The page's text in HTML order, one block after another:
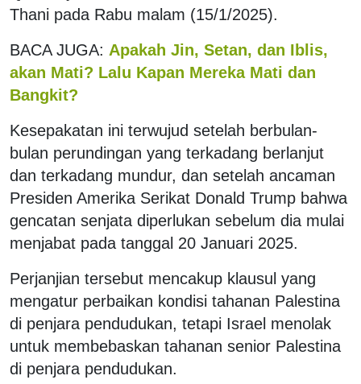
Thani pada Rabu malam (15/1/2025).
BACA JUGA: Apakah Jin, Setan, dan Iblis,
akan Mati? Lalu Kapan Mereka Mati dan
Bangkit?
Kesepakatan ini terwujud setelah berbulan-
bulan perundingan yang terkadang berlanjut
dan terkadang mundur, dan setelah ancaman
Presiden Amerika Serikat Donald Trump bahwa
gencatan senjata diperlukan sebelum dia mulai
menjabat pada tanggal 20 Januari 2025.
Perjanjian tersebut mencakup klausul yang
mengatur perbaikan kondisi tahanan Palestina
di penjara pendudukan, tetapi Israel menolak
untuk membebaskan tahanan senior Palestina
di penjara pendudukan.